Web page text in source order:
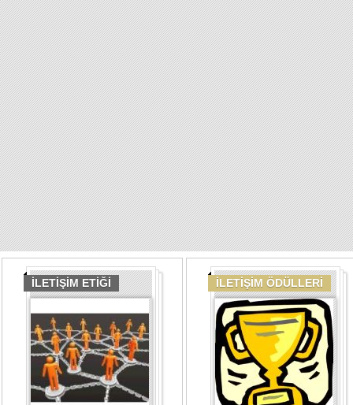
İLETİŞİM ETİĞİ İLETİŞİM ÖDÜLLERİ